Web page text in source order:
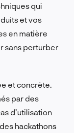
qui
et vos
en matière
sans perturber
et concrète.
par des
d’utilisation
hackathons